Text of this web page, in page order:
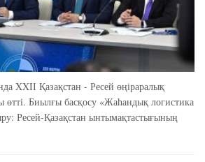
XXIІ Қазақстан - Ресей өңіраралық
Биылғы басқосу «Жаһандық логистика
Ресей-Қазақстан ынтымақтастығының